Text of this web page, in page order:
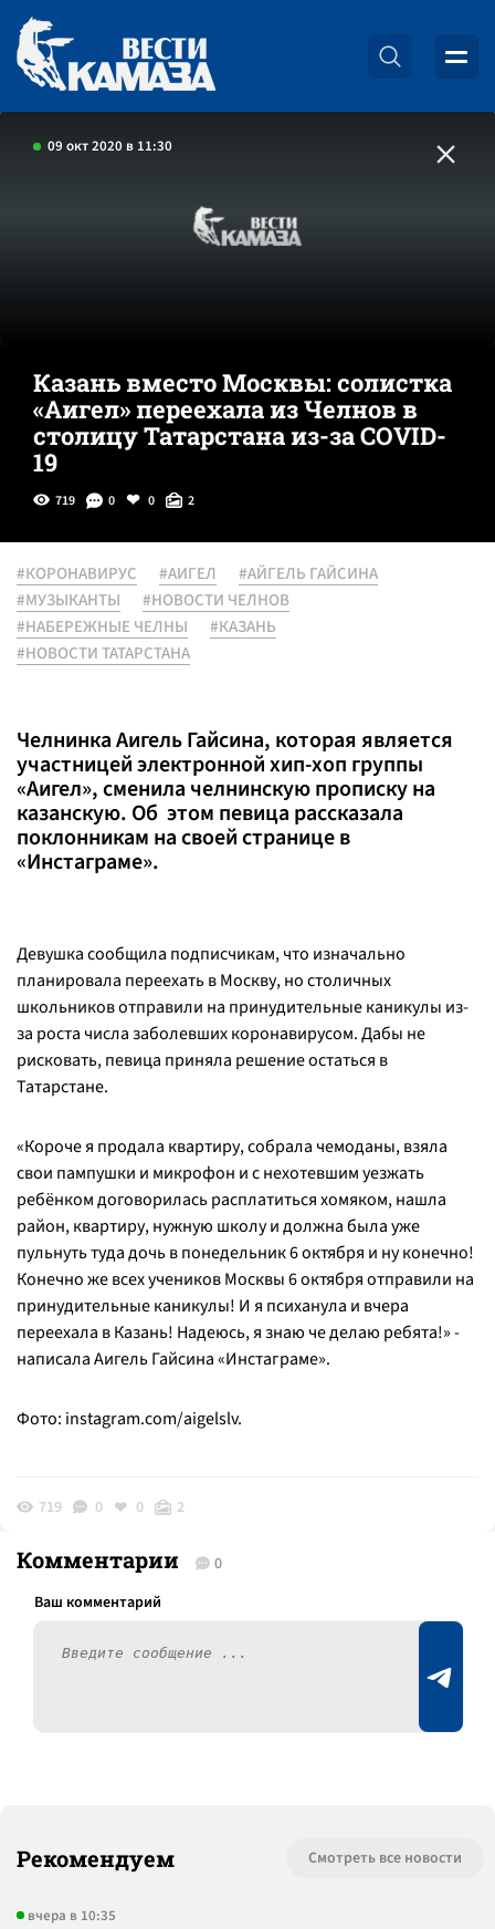
09 окт 2020 в 11:30
Казань вместо Москвы: солистка
«Аигел» переехала из Челнов в
столицу Татарстана из-за COVID-
19
719 0 0 2
#КОРОНАВИРУС #АИГЕЛ
#АЙГЕЛЬ ГАЙСИНА
#МУЗЫКАНТЫ
#НОВОСТИ ЧЕЛНОВ
#НАБЕРЕЖНЫЕ ЧЕЛНЫ
#КАЗАНЬ
#НОВОСТИ ТАТАРСТАНА
Челнинка Аигель Гайсина, которая является
участницей электронной хип-хоп группы
«Аигел», сменила челнинскую прописку на
казанскую. Об этом певица рассказала
поклонникам на своей странице в
«Инстаграме».
Девушка сообщила подписчикам, что изначально
планировала переехать в Москву, но столичных
школьников отправили на принудительные каникулы из-
за роста числа заболевших коронавирусом. Дабы не
рисковать, певица приняла решение остаться в
Татарстане.
«Короче я продала квартиру, собрала чемоданы, взяла
свои пампушки и микрофон и с нехотевшим уезжать
ребёнком договорилась расплатиться хомяком, нашла
район, квартиру, нужную школу и должна была уже
пульнуть туда дочь в понедельник 6 октября и ну конечно!
Конечно же всех учеников Москвы 6 октября отправили на
принудительные каникулы! И я психанула и вчера
переехала в Казань! Надеюсь, я знаю че делаю ребята!» -
написала Аигель Гайсина «Инстаграме».
Фото: instagram.com/aigelslv.
719 0 0 2
Комментарии 0
Рекомендуем Смотреть все новости
вчера в 10:35